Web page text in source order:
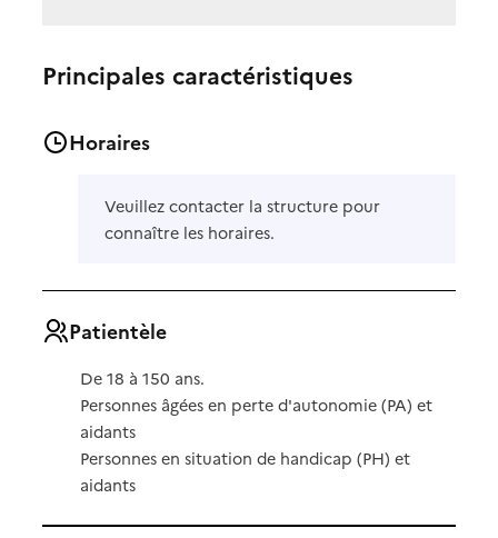
Principales caractéristiques
Horaires
Veuillez contacter la structure pour
connaître les horaires.
Patientèle
De 18 à 150 ans.
Personnes âgées en perte d'autonomie (PA) et
aidants
Personnes en situation de handicap (PH) et
aidants